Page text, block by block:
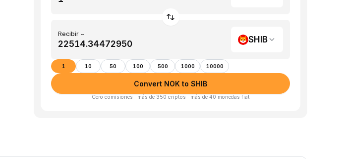
Recibir ~
SHIB
1 10 50 100 500 1000 10000
Convert NOK to SHIB
Cero comisiones · más de 350 criptos · más de 40 monedas fiat